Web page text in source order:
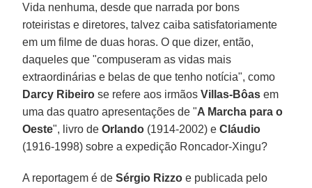
Vida nenhuma, desde que narrada por bons
roteiristas e diretores, talvez caiba satisfatoriamente
em um filme de duas horas. O que dizer, então,
daqueles que "compuseram as vidas mais
extraordinárias e belas de que tenho notícia", como
Darcy Ribeiro se refere aos irmãosVillas-Bôas em
uma das quatro apresentações de "A Marcha para o
Oeste", livro deOrlando (1914-2002) eCláudio
(1916-1998) sobre a expedição Roncador-Xingu?
A reportagem é deSérgio Rizzo e publicada pelo